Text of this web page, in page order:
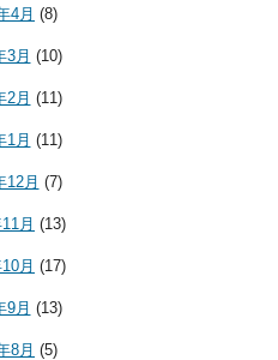
4月 (8)
3月 (10)
2月 (11)
1月 (11)
12月 (7)
月 (13)
月 (17)
9月 (13)
8月 (5)